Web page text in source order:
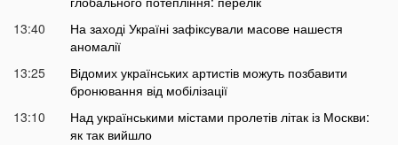
13:40
На заході Україні зафіксували масове нашестя
аномалії
13:25
Відомих українських артистів можуть позбавити
бронювання від мобілізації
13:10
Над українськими містами пролетів літак із Москви:
як так вийшло